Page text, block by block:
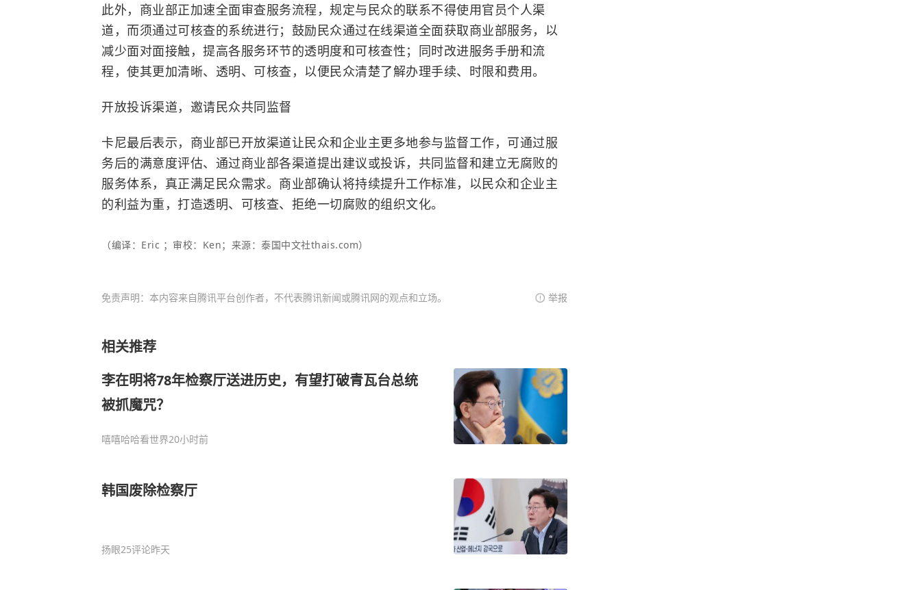
此外，商业部正加速全面审查服务流程，规定与民众的联系不得使用官员个人渠
道，而须通过可核查的系统进行；鼓励民众通过在线渠道全面获取商业部服务，以
减少面对面接触，提高各服务环节的透明度和可核查性；同时改进服务手册和流
程，使其更加清晰、透明、可核查，以便民众清楚了解办理手续、时限和费用。
开放投诉渠道，邀请民众共同监督
卡尼最后表示，商业部已开放渠道让民众和企业主更多地参与监督工作，可通过服
务后的满意度评估、通过商业部各渠道提出建议或投诉，共同监督和建立无腐败的
服务体系，真正满足民众需求。商业部确认将持续提升工作标准，以民众和企业主
的利益为重，打造透明、可核查、拒绝一切腐败的组织文化。
（编译：Eric ；审校：Ken；来源：泰国中文社thais.com）
免责声明：本内容来自腾讯平台创作者，不代表腾讯新闻或腾讯网的观点和立场。 举报
相关推荐
李在明将78年检察厅送进历史，有望打破青瓦台总统
被抓魔咒？
嘻嘻哈哈看世界20小时前
韩国废除检察厅
扬眼25评论昨天